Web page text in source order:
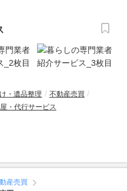
・遺品整理
不動産売買
・代行サービス
産売買